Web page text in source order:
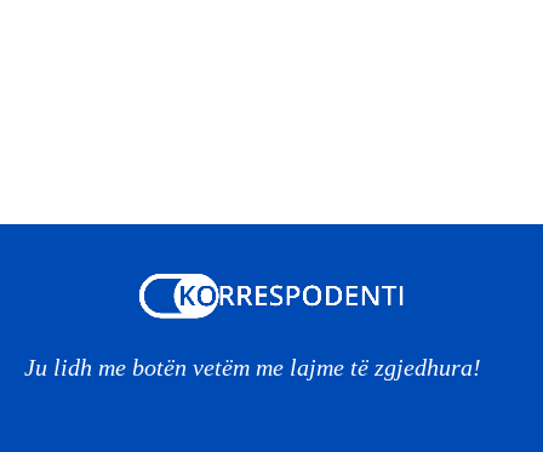
Ju lidh me botën vetëm me lajme të zgjedhura!